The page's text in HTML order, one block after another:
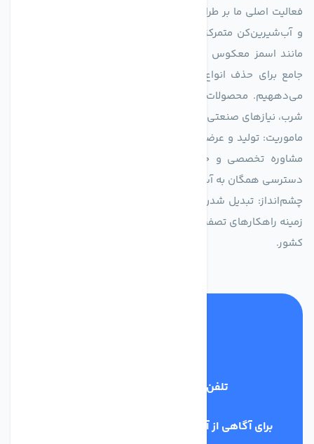
فعالیت اصلی ما بر طراحی و تولید سیستم‌های پیشرفته تصفیه آب
و آب‌شیرین‌کن متمرکز است. ما با بهره‌گیری از فناوری‌های نوین
جامع برای حذف انواع آلاینده‌ها، املاح و نمک از منابع آبی ارائه
می‌دههیم. محصولات ما برای مصارف متنوعی از جمله تأمین آب
شرب، نیازهای صنعتی و کشاورزی طراحی و بهینه‌سازی شده‌اند.
ماموریت: تولید و عرضه محصولاتی با بالاترین استاندارد کیفی، ارائه
مشاوره تخصصی و خدمات پس از فروش مطمئن برای تضمین
دسترسی همگان به آب پاک و سالم.
چشم‌انداز: تبدیل شدن به انتخاب اول صنایع و مصرف‌کنندگان در
زمینه راهکارهای تصفیه آب و ایفای نقشی کلیدی در حفظ منابع آبی
کشور.
تلفن پشتیبانی
برای آگاهی از آخرین اخبار در خبرنامه ما عضو شوید